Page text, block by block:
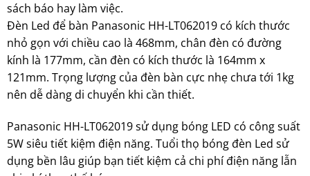
sách báo hay làm việc.
Đèn Led để bàn Panasonic HH-LT062019 có kích thước
nhỏ gọn với chiều cao là 468mm, chân đèn có đường
kính là 177mm, cần đèn có kích thước là 164mm x
121mm. Trọng lượng của đèn bàn cực nhẹ chưa tới 1kg
nên dễ dàng di chuyển khi cần thiết.
Panasonic HH-LT062019 sử dụng bóng LED có công suất
5W siêu tiết kiệm điện năng. Tuổi thọ bóng đèn Led sử
dụng bền lâu giúp bạn tiết kiệm cả chi phí điện năng lẫn